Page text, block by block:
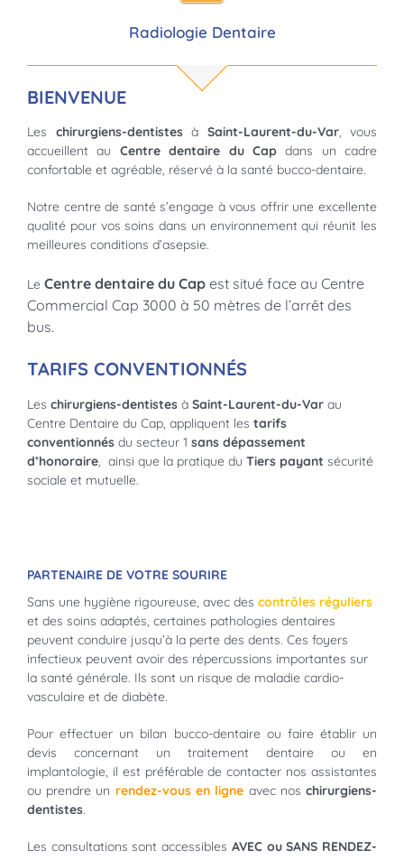
Radiologie Dentaire
BIENVENUE
Les chirurgiens-dentistesà Saint-Laurent-du-Var, vous
accueillent au Centre dentaire du Capdans un cadre
confortable et agréable, réservé à la santé bucco-dentaire.
Notre centre de santé s’engage à vous offrir une excellente
qualité pour vos soins dans un environnement qui réunit les
meilleures conditions d’asepsie.
Le Centre dentaire du Capest situé face au Centre
Commercial Cap 3000 à 50 mètres de l’arrêt des
bus.
TARIFS CONVENTIONNÉS
Les chirurgiens-dentistesà Saint-Laurent-du-Varau
Centre Dentaire du Cap, appliquent les tarifs
conventionnésdu secteur 1 sans dépassement
d’honoraire, ainsi que la pratique du Tiers payant sécurité
sociale et mutuelle.
PARTENAIRE DE VOTRE SOURIRE
Sans une hygiène rigoureuse, avec des contrôles réguliers
et des soins adaptés, certaines pathologies dentaires
peuvent conduire jusqu’à la perte des dents. Ces foyers
infectieux peuvent avoir des répercussions importantes sur
la santé générale. Ils sont un risque de maladie cardio-
vasculaire et de diabète.
Pour effectuer un bilan bucco-dentaire ou faire établir un
devis concernant un traitement dentaire ou en
implantologie, il est préférable de contacter nos assistantes
ou prendre un rendez-vous en ligne avec noschirurgiens-
dentistes.
Les consultations sont accessibles AVEC ou SANS RENDEZ-